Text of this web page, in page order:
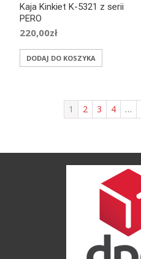
Kaja Kinkiet K-5321 z serii
PERO
220,00zł
DODAJ DO KOSZYKA
1 2 3 4 …